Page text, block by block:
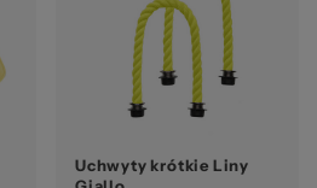
Uchwyty krótkie Liny